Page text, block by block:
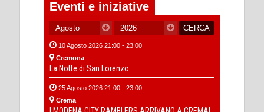
Eventi e iniziative
10 Agosto 2026 21:00 - 23:00
Cremona
La Notte di San Lorenzo
25 Agosto 2026 21:00 - 23:00
Crema